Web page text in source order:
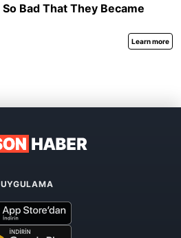
UYGULAMA